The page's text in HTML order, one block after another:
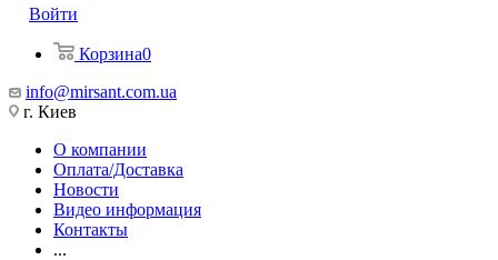
Войти
Корзина0
info@mirsant.com.ua
г. Киев
О компании
Оплата/Доставка
Новости
Видео информация
Контакты
...